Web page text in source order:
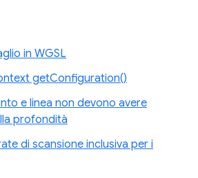
in WGSL
getConfiguration()
e linea non devono avere
profondità
di scansione inclusiva per i